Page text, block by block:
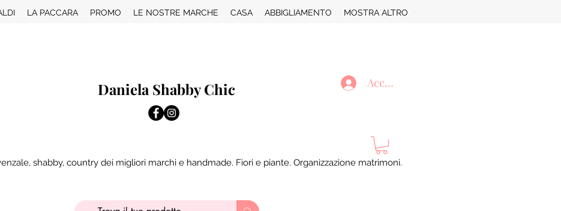
LA PACCARA PROMO LE NOSTRE MARCHE CASA ABBIGLIAMENTO MOSTRA ALTRO
Daniela Shabby Chic Accedi
shabby, country dei migliori marchi e handmade. Fiori e piante. Organizzazione matrimoni.